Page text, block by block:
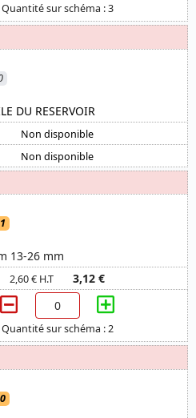
Quantité sur schéma : 3
DU RESERVOIR
Non disponible
Non disponible
13-26 mm
2,60 € H.T 3,12 €
Quantité sur schéma : 2